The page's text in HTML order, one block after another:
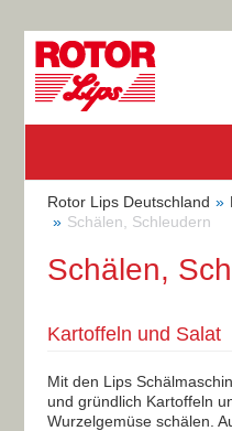
Rotor Lips Deutschland
Schälen, Schleudern
Schälen,
Kartoffeln und Salat
Mit den Lips
und gründlich Kartoffeln
Wurzelgemüse schälen.